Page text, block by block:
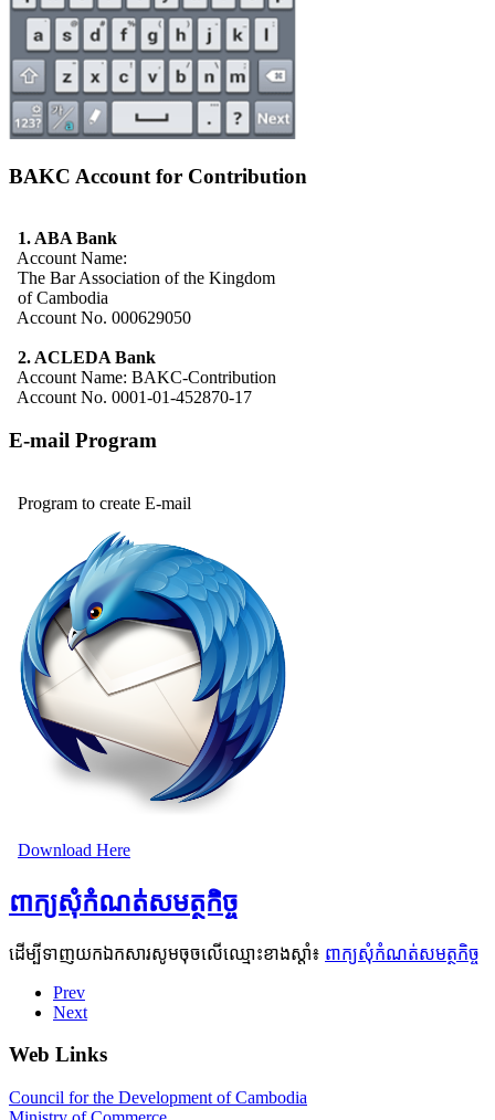
BAKC Account for Contribution
1. ABA Bank
Account Name:
The Bar Association of the Kingdom
of Cambodia
Account No. 000629050
2. ACLEDA Bank
Account Name: BAKC-Contribution
Account No. 0001-01-452870-17
E-mail Program
Program to create E-mail
Download Here
ពាក្យសុំកំណត់សមត្ថកិច្ច
ដើម្បីទាញយកឯកសារសូមចុចលើឈ្មោះខាងស្តាំ៖ ពាក្យសុំកំណត់សមត្ថកិច្ច
Prev
Next
Web Links
Council for the Development of Cambodia